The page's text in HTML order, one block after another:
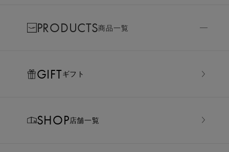
PRODUCTS商品一覧
GIFTギフト
SHOP店舗一覧